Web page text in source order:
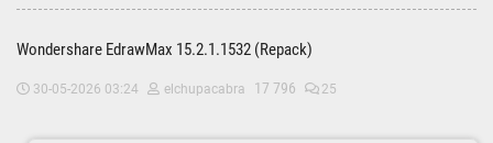
Wondershare EdrawMax 15.2.1.1532 (Repack)
30-05-2026 03:24 elchupacabra 17 796 25